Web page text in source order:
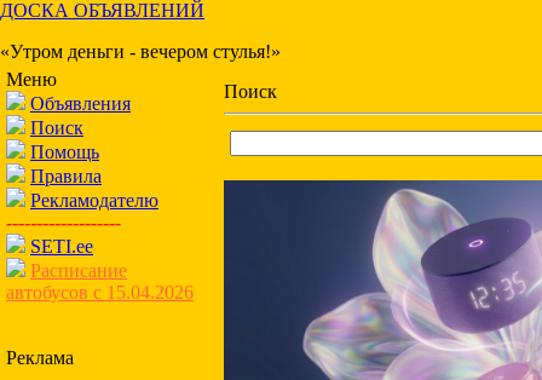
ДОСКА ОБЪЯВЛЕНИЙ
«Утром деньги - вечером стулья!»
Меню
Объявления
Поиск
Помощь
Правила
Рекламодателю
-------------------
SETI.ee
Расписание
автобусов с 15.04.2026
Реклама
Поиск